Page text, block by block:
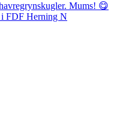
FDF Herning N